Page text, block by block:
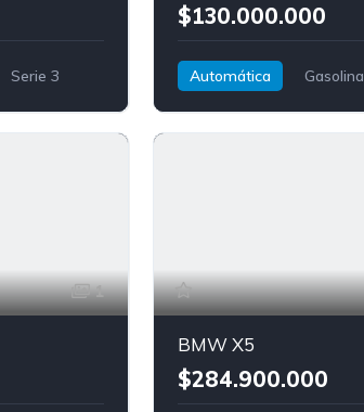
Serie 3
$130.000.000
Automática
Gasolina
Serie 1
1
BMW X5
$284.900.000